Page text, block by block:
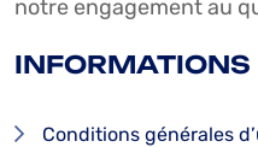
notre engagement au
INFORMATIONS
Conditions générales